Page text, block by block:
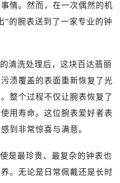
情。然而，在一次偶然的机
”的腕表送到了一家专业的钟
清洗处理后，这块百达翡丽
渍覆盖的表面重新恢复了光
整个过程不仅让腕表恢复了
用寿命。这位腕表爱好者表
到非常惊喜与满意。
是最珍贵、最复杂的钟表也
。无论是日常佩戴还是长时